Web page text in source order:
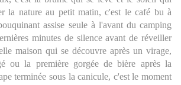
la nature au petit matin, c'est le café bu à
assise seule à l'avant du camping
minutes de silence avant de réveiller
maison qui se découvre après un virage,
ou la première gorgée de bière après la
terminée sous la canicule, c'est le moment